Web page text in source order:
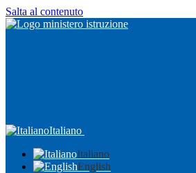
Salta al contenuto
Italiano
Italiano
English